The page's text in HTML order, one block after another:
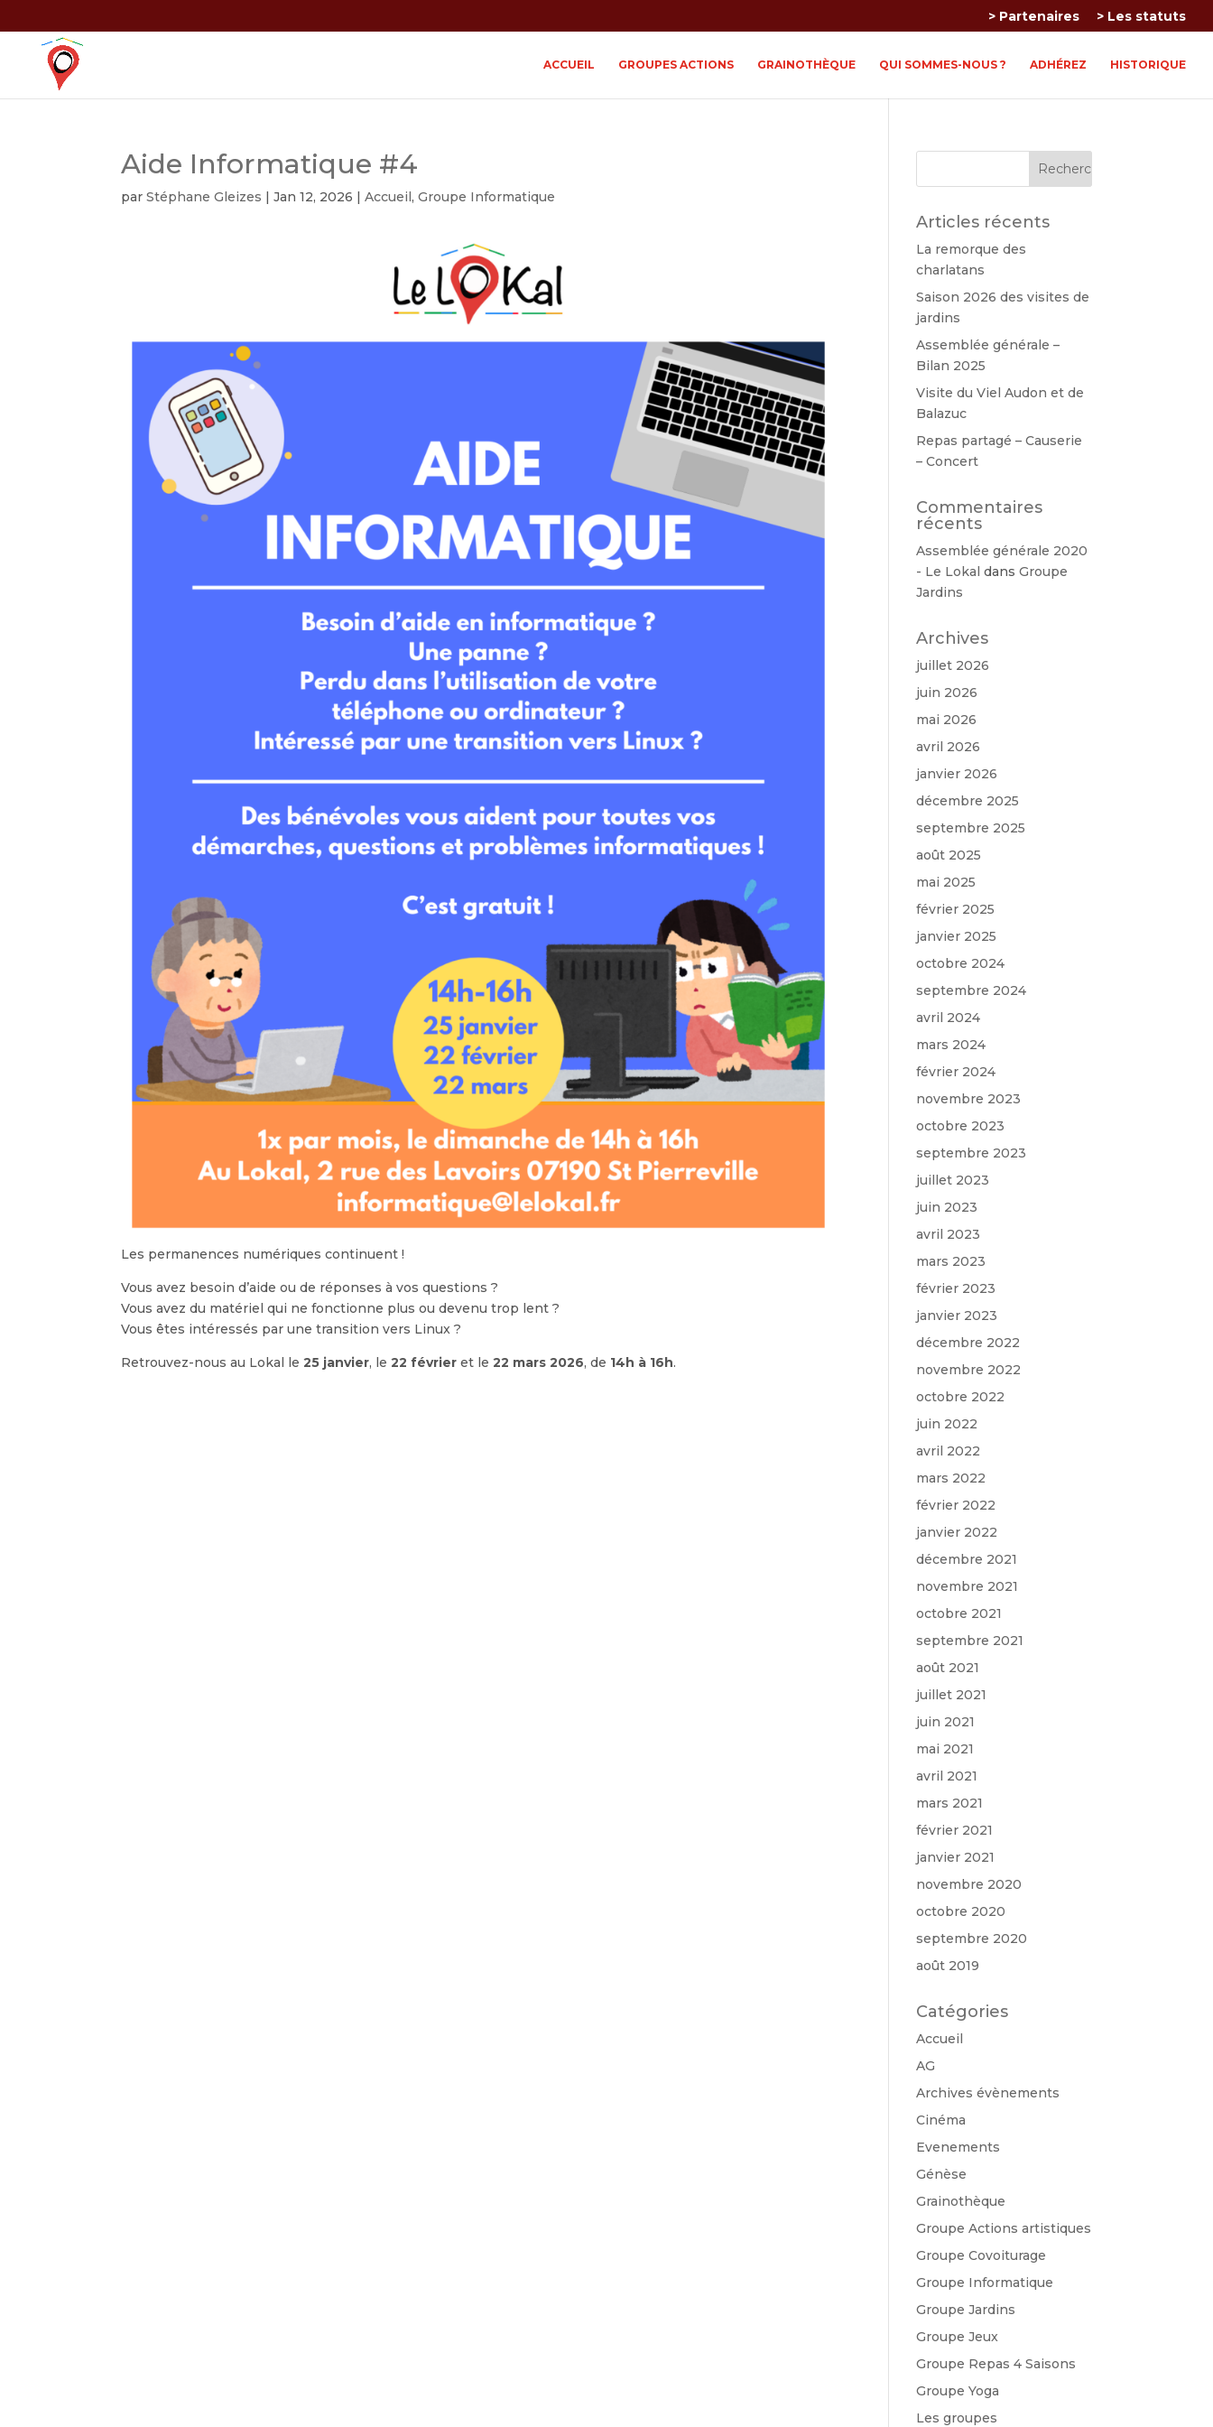
> Partenaires > Les statuts
ACCUEIL GROUPES ACTIONS GRAINOTHÈQUE QUI SOMMES-NOUS ? ADHÉREZ HISTORIQUE
Aide Informatique #4
parStéphane Gleizes |Jan 12, 2026 |Accueil,Groupe Informatique
Les permanences numériques continuent !
Vous avez besoin d’aide ou de réponses à vos questions ?
Vous avez du matériel qui ne fonctionne plus ou devenu trop lent ?
Vous êtes intéressés par une transition vers Linux ?
Retrouvez-nous au Lokal le25 janvier, le22 février et le22 mars 2026, de 14h à 16h.
Articles récents
La remorque des
charlatans
Saison 2026 des visites de
jardins
Assemblée générale –
Bilan 2025
Visite du Viel Audon et de
Balazuc
Repas partagé – Causerie
– Concert
Commentaires
récents
Assemblée générale 2020
- Le Lokal dansGroupe
Jardins
Archives
juillet 2026
juin 2026
mai 2026
avril 2026
janvier 2026
décembre 2025
septembre 2025
août 2025
mai 2025
février 2025
janvier 2025
octobre 2024
septembre 2024
avril 2024
mars 2024
février 2024
novembre 2023
octobre 2023
septembre 2023
juillet 2023
juin 2023
avril 2023
mars 2023
février 2023
janvier 2023
décembre 2022
novembre 2022
octobre 2022
juin 2022
avril 2022
mars 2022
février 2022
janvier 2022
décembre 2021
novembre 2021
octobre 2021
septembre 2021
août 2021
juillet 2021
juin 2021
mai 2021
avril 2021
mars 2021
février 2021
janvier 2021
novembre 2020
octobre 2020
septembre 2020
août 2019
Catégories
Accueil
AG
Archives évènements
Cinéma
Evenements
Génèse
Grainothèque
Groupe Actions artistiques
Groupe Covoiturage
Groupe Informatique
Groupe Jardins
Groupe Jeux
Groupe Repas 4 Saisons
Groupe Yoga
Les groupes